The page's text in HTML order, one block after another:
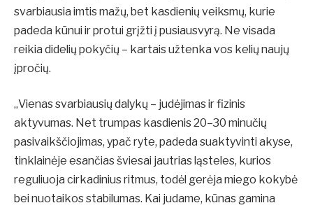
svarbiausia imtis mažų, bet kasdienių veiksmų, kurie
padeda kūnui ir protui grįžti į pusiausvyrą. Ne visada
reikia didelių pokyčių – kartais užtenka vos kelių naujų
įpročių.
„Vienas svarbiausių dalykų – judėjimas ir fizinis
aktyvumas. Net trumpas kasdienis20–30 minučių
pasivaikščiojimas, ypač ryte, padeda suaktyvinti akyse,
tinklainėje esančias šviesai jautrias ląsteles, kurios
reguliuoja cirkadinius ritmus, todėl gerėja miego kokybė
bei nuotaikos stabilumas. Kai judame, kūnas gamina